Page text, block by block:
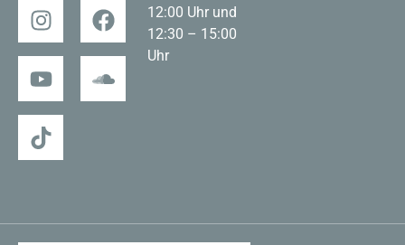
12:00 Uhr und
12:30 – 15:00
Uhr